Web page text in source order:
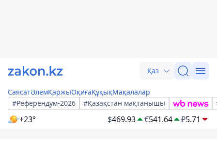
Қаз
СаясатӘлемҚаржыОқиғаҚұқықМақалалар
#Референдум-2026
#Қазақстан мақтанышы
+23° $469.93 €541.64 ₽5.71